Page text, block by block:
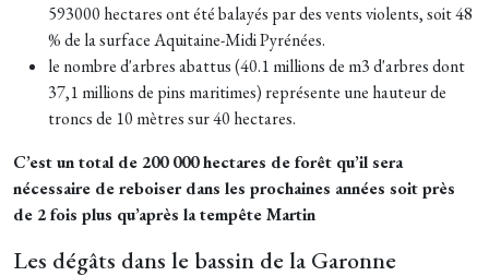
593000 hectares ont été balayés par des vents violents, soit 48
% de la surface Aquitaine-Midi Pyrénées.
le nombre d'arbres abattus (40.1 millions de m3 d'arbres dont
37,1 millions de pins maritimes) représente une hauteur de
troncs de 10 mètres sur 40 hectares.
C’est un total de 200 000 hectares de forêt qu’il sera
nécessaire de reboiser dans les prochaines années soit près
de 2 fois plus qu’après la tempête Martin
Les dégâts dans le bassin de la Garonne